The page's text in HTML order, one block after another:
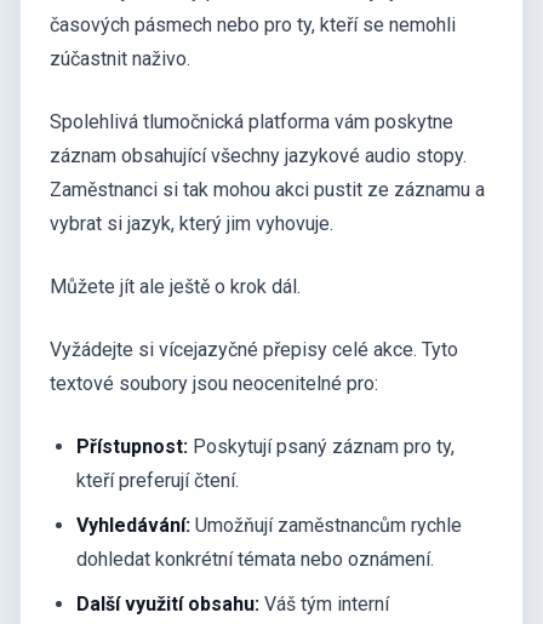
časových pásmech nebo pro ty, kteří se nemohli
zúčastnit naživo.
Spolehlivá tlumočnická platforma vám poskytne
záznam obsahující všechny jazykové audio stopy.
Zaměstnanci si tak mohou akci pustit ze záznamu a
vybrat si jazyk, který jim vyhovuje.
Můžete jít ale ještě o krok dál.
Vyžádejte si vícejazyčné přepisy celé akce. Tyto
textové soubory jsou neocenitelné pro:
Přístupnost: Poskytují psaný záznam pro ty,
kteří preferují čtení.
Vyhledávání: Umožňují zaměstnancům rychle
dohledat konkrétní témata nebo oznámení.
Další využití obsahu: Váš tým interní